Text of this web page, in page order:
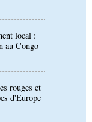
rouges et
d'Europe
mafias du
humaine